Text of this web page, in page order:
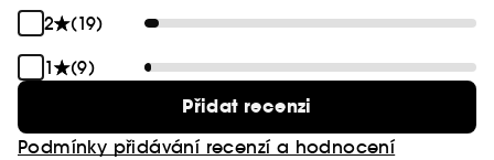
2
(19)
1
(9)
Přidat recenzi
Podmínky přidávání recenzí a hodnocení